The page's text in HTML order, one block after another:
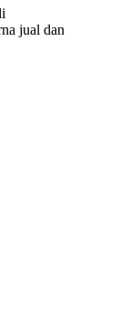
jual dan